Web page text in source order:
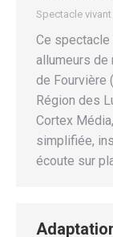
Spectacle vivant
Ce spectacle
allumeurs de
de Fourvière
Région des
Cortex
simplifiée,
écoute sur